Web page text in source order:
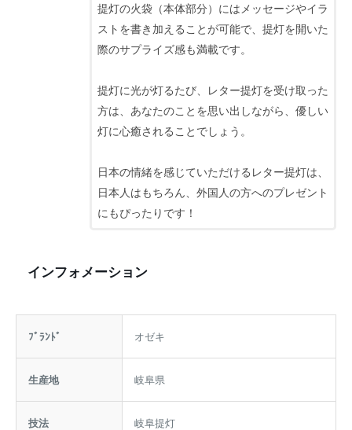
提灯の火袋（本体部分）にはメッセージやイラ
ストを書き加えることが可能で、提灯を開いた
際のサプライズ感も満載です。
提灯に光が灯るたび、レター提灯を受け取った
方は、あなたのことを思い出しながら、優しい
灯に心癒されることでしょう。
日本の情緒を感じていただけるレター提灯は、
日本人はもちろん、外国人の方へのプレゼント
にもぴったりです！
インフォメーション
ﾌﾞﾗﾝﾄﾞ オゼキ
生産地 岐阜県
技法 岐阜提灯